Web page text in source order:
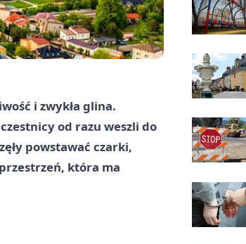
i zwykła glina.
od razu weszli do
powstawać czarki,
która ma